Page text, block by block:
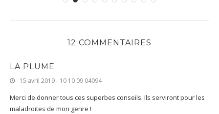
12 COMMENTAIRES
LA PLUME
15 avril 2019 - 10 10 09 04094
Merci de donner tous ces superbes conseils. Ils serviront pour les
maladroites de mon genre !